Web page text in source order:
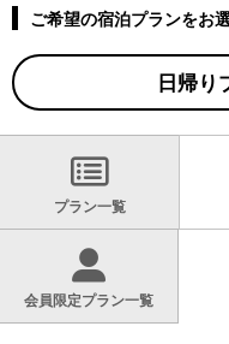
ご希望の宿泊プランをお
日帰り
プラン一覧
会員限定プラン一覧